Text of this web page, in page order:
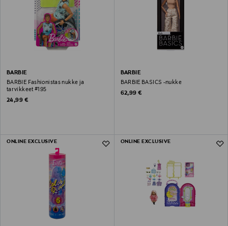
BARBIE
BARBIE Fashionistas nukke ja
tarvikkeet #195
Original Price
24,99 €
BARBIE
BARBIE BASICS -nukke
Original Price
62,99 €
ONLINE EXCLUSIVE ONLINE EXCLUSIVE